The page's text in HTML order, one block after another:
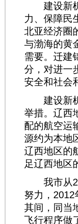
建设新机
力、保障民
北亚经济圈
与渤海的黄
需要。迁建
分，对进一
安全和社会
建设新机
举措。辽西
配的航空运
源约为本地
辽西地区的
足辽西地区
我市从
努力，
其间，同当
飞行程序做